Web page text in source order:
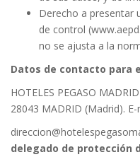
Derecho a presentar
de control
no se ajusta a la
Datos de contacto para
HOTELES PEGASO
28043 MADRID (Madrid). E-
delegado de protección